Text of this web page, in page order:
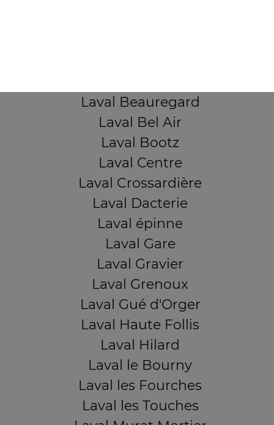
Laval Beauregard
Laval Bel Air
Laval Bootz
Laval Centre
Laval Crossardière
Laval Dacterie
Laval épinne
Laval Gare
Laval Gravier
Laval Grenoux
Laval Gué d'Orger
Laval Haute Follis
Laval Hilard
Laval le Bourny
Laval les Fourches
Laval les Touches